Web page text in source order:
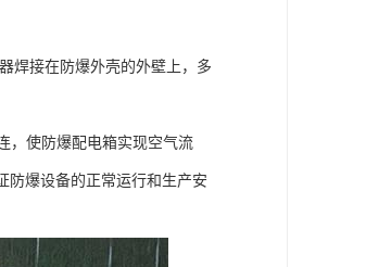
焊接在防爆外壳的外壁上，多
，使防爆配电箱实现空气流
防爆设备的正常运行和生产安